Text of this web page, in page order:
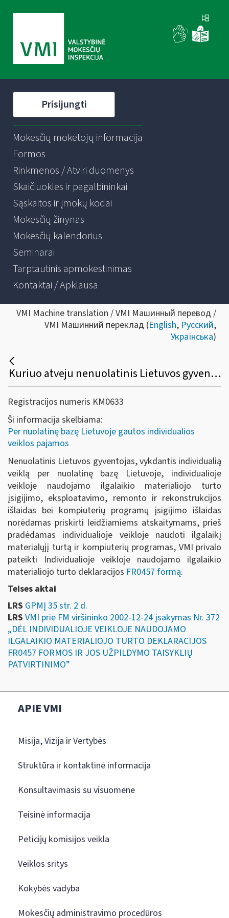
Prisijungti
Mokesčių mokėtojų informacija
Formos
Rinkmenos / Atviri duomenys
Skaičiuoklės ir pagalbininkai
Sąskaitos ir įmokų kodai
Mokesčių žinynas
Mokesčių kalendorius
Seminarai
Tarptautinis apmokestinimas
Kontaktai / Apklausa
VMI Machine translation / VMI Машинный перевод /
VMI Машинний переклад (English, Русский,
Українська)
Kuriuo atveju nenuolatinis Lietuvos gyventojas, vykdantis individualią veiklą per nuolatinę bazę Lietuvoje, leidžiamiems atskaitymams gali priskirti ilgalaikio materialiojo turto įsigijimo, eksploatavimo, remonto ir rekonstrukcijos išlaidas bei kompiuterių programų įsigijimo išlaidas?
Registracijos numeris KM0633
Ši informacija skelbiama:
Per nuolatinę bazę Lietuvoje gautos individualios
veiklos pajamos
Nenuolatinis Lietuvos gyventojas, vykdantis individualią
veiklą per nuolatinę bazę Lietuvoje, individualioje
veikloje naudojamo ilgalaikio materialiojo turto
įsigijimo, eksploatavimo, remonto ir rekonstrukcijos
išlaidas bei kompiuterių programų įsigijimo išlaidas
norėdamas priskirti leidžiamiems atskaitymams, prieš
pradėdamas individualioje veikloje naudoti ilgalaikį
materialųjį turtą ir kompiuterių programas, VMI privalo
pateikti Individualioje veikloje naudojamo ilgalaikio
materialiojo turto deklaracijos FR0457 formą.
Teises aktai
LRS GPMĮ 35 str. 2 d.
LRS VMI prie FM viršininko 2002-12-24 įsakymas Nr. 372
„DĖL INDIVIDUALIOJE VEIKLOJE NAUDOJAMO
ILGALAIKIO MATERIALIOJO TURTO DEKLARACIJOS
FR0457 FORMOS IR JOS UŽPILDYMO TAISYKLIŲ
PATVIRTINIMO”
APIE VMI
Misija, Vizija ir Vertybės
Struktūra ir kontaktinė informacija
Konsultavimasis su visuomene
Teisinė informacija
Peticijų komisijos veikla
Veiklos sritys
Kokybės vadyba
Mokesčių administravimo procedūros